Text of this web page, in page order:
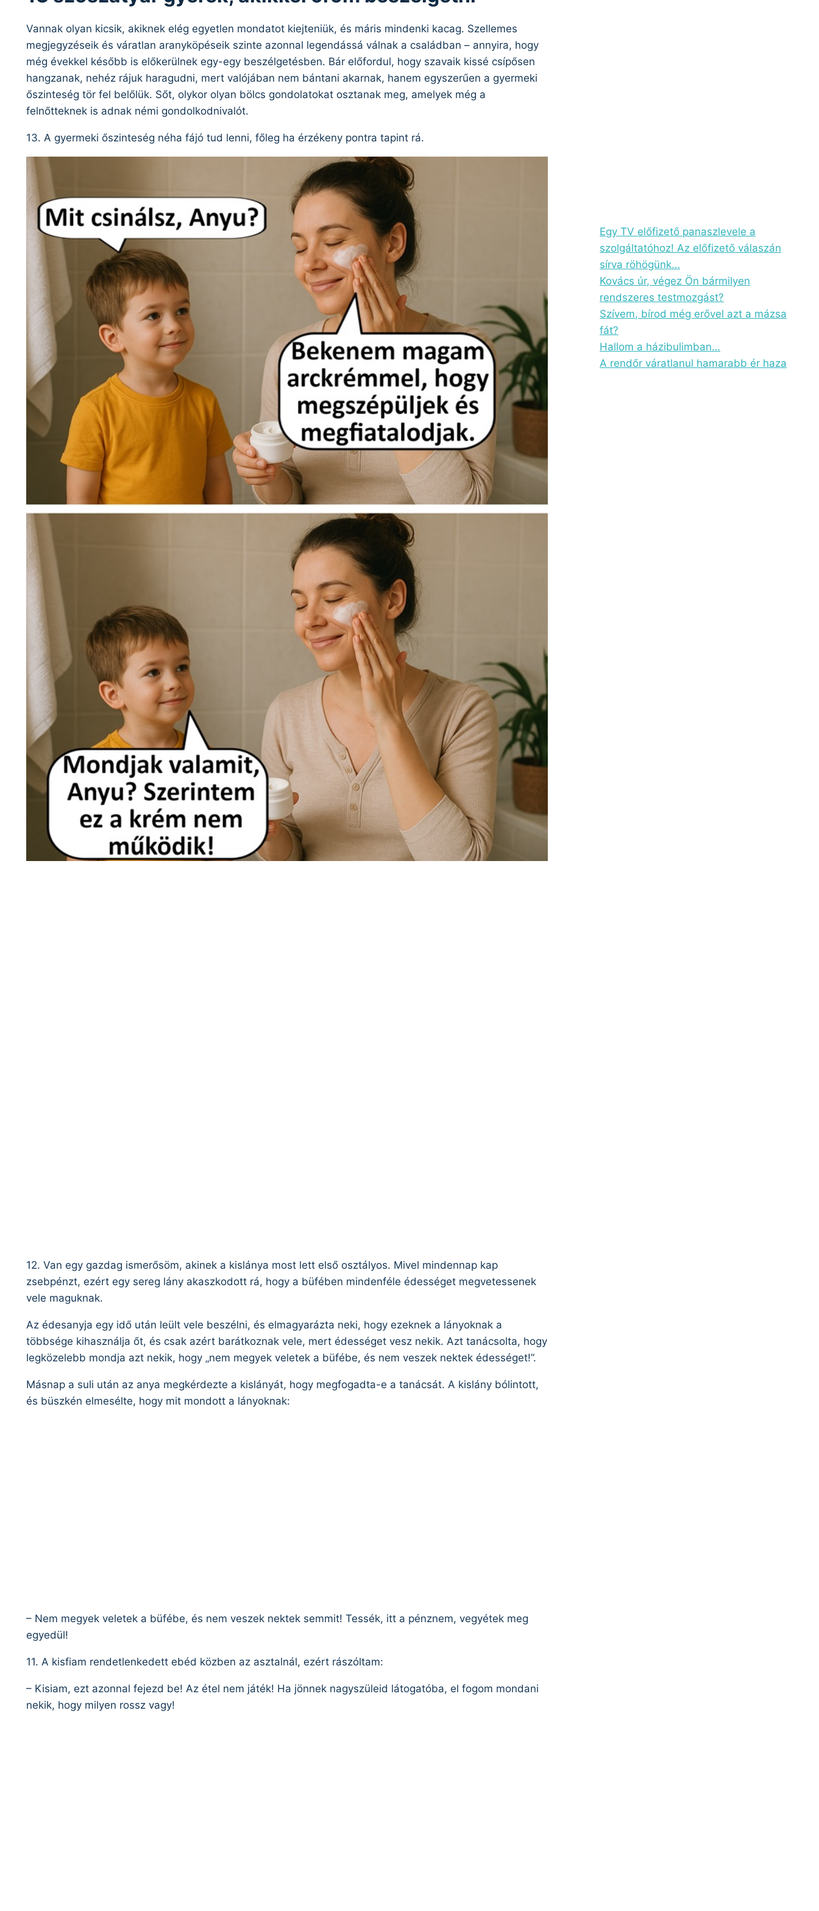
Vannak olyan kicsik, akiknek elég egyetlen mondatot kiejteniük, és máris mindenki kacag. Szellemes
megjegyzéseik és váratlan aranyköpéseik szinte azonnal legendássá válnak a családban – annyira, hogy
még évekkel később is előkerülnek egy-egy beszélgetésben. Bár előfordul, hogy szavaik kissé csípősen
hangzanak, nehéz rájuk haragudni, mert valójában nem bántani akarnak, hanem egyszerűen a gyermeki
őszinteség tör fel belőlük. Sőt, olykor olyan bölcs gondolatokat osztanak meg, amelyek még a
felnőtteknek is adnak némi gondolkodnivalót.
13. A gyermeki őszinteség néha fájó tud lenni, főleg ha érzékeny pontra tapint rá.
12. Van egy gazdag ismerősöm, akinek a kislánya most lett első osztályos. Mivel mindennap kap
zsebpénzt, ezért egy sereg lány akaszkodott rá, hogy a büfében mindenféle édességet megvetessenek
vele maguknak.
Az édesanyja egy idő után leült vele beszélni, és elmagyarázta neki, hogy ezeknek a lányoknak a
többsége kihasználja őt, és csak azért barátkoznak vele, mert édességet vesz nekik. Azt tanácsolta, hogy
legközelebb mondja azt nekik, hogy „nem megyek veletek a büfébe, és nem veszek nektek édességet!”.
Másnap a suli után az anya megkérdezte a kislányát, hogy megfogadta-e a tanácsát. A kislány bólintott,
és büszkén elmesélte, hogy mit mondott a lányoknak:
– Nem megyek veletek a büfébe, és nem veszek nektek semmit! Tessék, itt a pénznem, vegyétek meg
egyedül!
11. A kisfiam rendetlenkedett ebéd közben az asztalnál, ezért rászóltam:
– Kisiam, ezt azonnal fejezd be! Az étel nem játék! Ha jönnek nagyszüleid látogatóba, el fogom mondani
nekik, hogy milyen rossz vagy!
Egy TV előfizető panaszlevele a
szolgáltatóhoz! Az előfizető válaszán
sírva röhögünk…
Kovács úr, végez Ön bármilyen
rendszeres testmozgást?
Szívem, bírod még erővel azt a mázsa
fát?
Hallom a házibulimban…
A rendőr váratlanul hamarabb ér haza